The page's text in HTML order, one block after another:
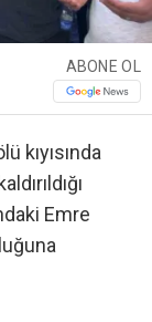
ABONE OL
kıyısında
Emre